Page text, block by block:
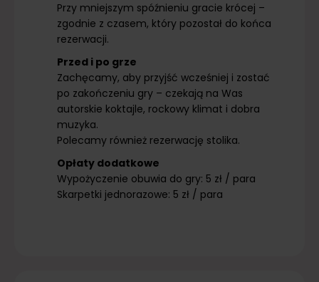
Przy mniejszym spóźnieniu gracie krócej –
zgodnie z czasem, który pozostał do końca
rezerwacji.
Przed i po grze
Zachęcamy, aby przyjść wcześniej i zostać
po zakończeniu gry – czekają na Was
autorskie koktajle, rockowy klimat i dobra
muzyka.
Polecamy również rezerwację stolika.
Opłaty dodatkowe
Wypożyczenie obuwia do gry: 5 zł / para
Skarpetki jednorazowe: 5 zł / para